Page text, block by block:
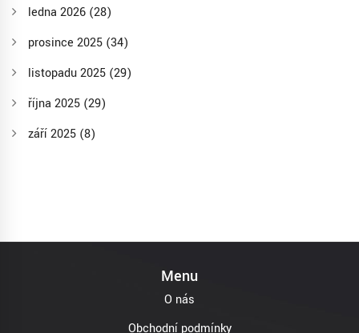
ledna 2026 (28)
prosince 2025 (34)
listopadu 2025 (29)
října 2025 (29)
září 2025 (8)
Menu
O nás
Obchodní podmínky